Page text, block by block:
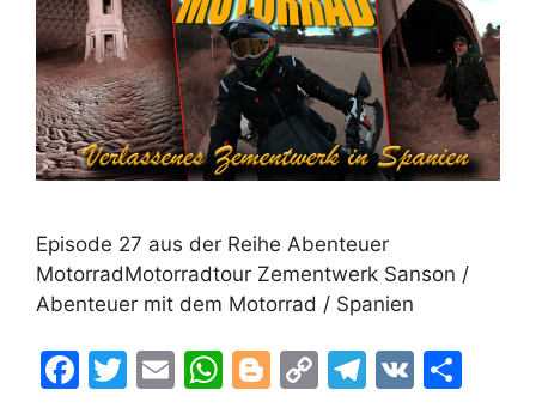
Episode 27 aus der Reihe Abenteuer
MotorradMotorradtour Zementwerk Sanson /
Abenteuer mit dem Motorrad / Spanien
F
T
E
W Bl C
T
V